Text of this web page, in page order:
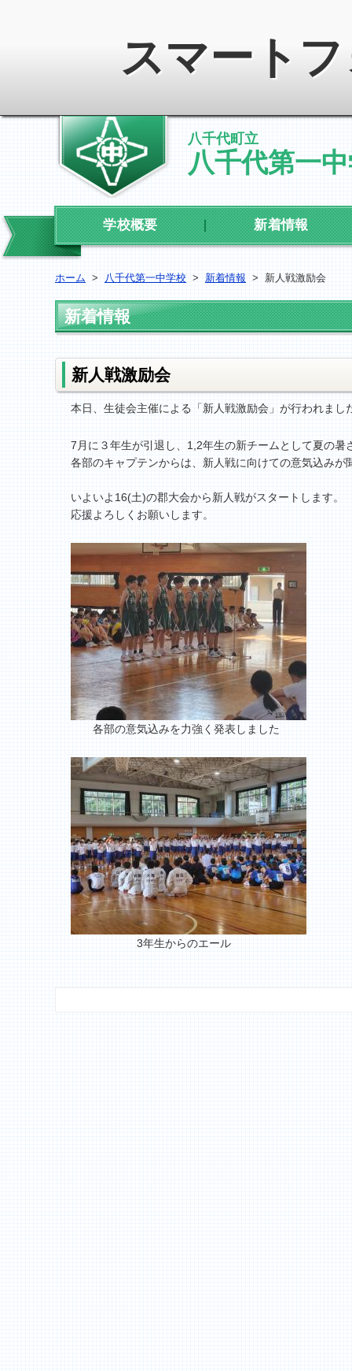
スマート
八千代町立
八千代第一
学校概要 新着情報
ホーム > 八千代第一中学校 > 新着情報 > 新人戦激励会
新着情報
新人戦激励会
本日、生徒会主催による「新人戦激励会」が行われまし
7月に３年生が引退し、1,2年生の新チームとして夏の暑
各部のキャプテンからは、新人戦に向けての意気込みが
いよいよ16(土)の郡大会から新人戦がスタートします。
応援よろしくお願いします。
各部の意気込みを力強く発表しました
3年生からのエール